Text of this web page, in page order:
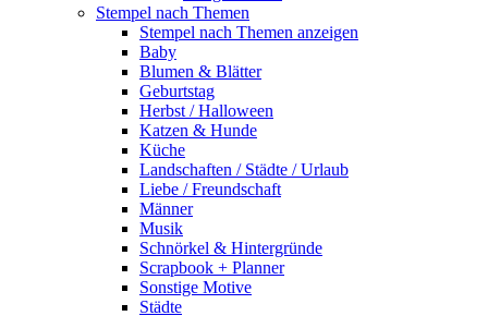
Stempel nach Themen
Stempel nach Themen anzeigen
Baby
Blumen & Blätter
Geburtstag
Herbst / Halloween
Katzen & Hunde
Küche
Landschaften / Städte / Urlaub
Liebe / Freundschaft
Männer
Musik
Schnörkel & Hintergründe
Scrapbook + Planner
Sonstige Motive
Städte